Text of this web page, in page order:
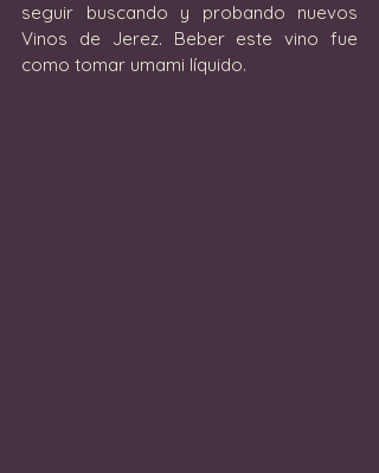
seguir buscando y probando nuevos
Vinos de Jerez. Beber este vino fue
como tomar umami líquido.